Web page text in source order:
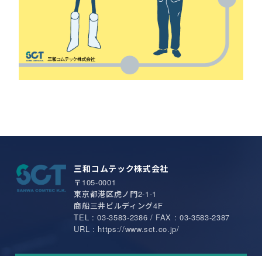
三和コムテック株式会社
〒105-0001
東京都港区虎ノ門2-1-1
商船三井ビルディング4F
TEL : 03-3583-2386 / FAX : 03-3583-2387
URL : https://www.sct.co.jp/